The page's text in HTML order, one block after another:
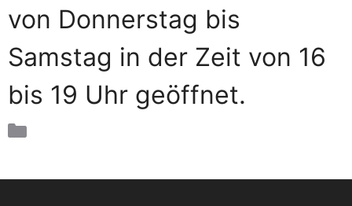
von Donnerstag bis
Samstag in der Zeit von 16
bis 19 Uhr geöffnet.